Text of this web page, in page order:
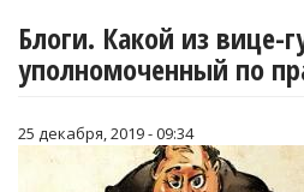
Блоги. Какой из вице-
уполномоченный по
25 декабря, 2019 - 09:34